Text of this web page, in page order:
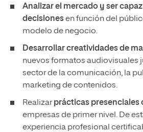
Analizar el mercado y ser
decisionesen función del
modelo de negocio.
Desarrollar creatividades de
nuevos formatos audiovisuales
sector de la comunicación, la
marketing de contenidos.
Realizarprácticas presenciales
empresas de primer nivel. De
experiencia profesional